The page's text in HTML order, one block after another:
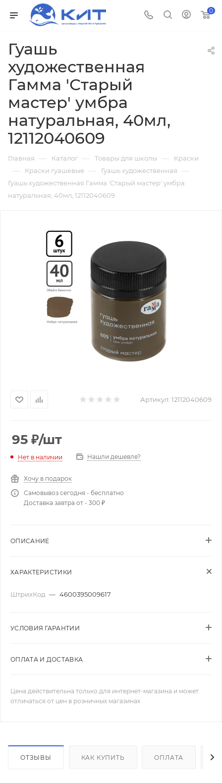
0
Гуашь
художественная
Гамма 'Старый
мастер' умбра
натуральная, 40мл,
12112040609
Главная — Каталог — Товары для школы — Краски
— Краски гуашевые — Гуашь художественная —
Гуашь художественная Гамма 'Старый мастер' умбра
натуральная, 40мл, 12112040609
Артикул: 12112040609
95 ₽/шт
Нет в наличии Нашли дешевле?
Хочу в подарок
Самовывоз сегодня - бесплатно
Доставка завтра от - 300 ₽
ОПИСАНИЕ
ХАРАКТЕРИСТИКИ
ШтрихКод — 4600395009617
УСЛОВИЯ ГАРАНТИИ
ОПЛАТА И ДОСТАВКА
Цена действительна только для интернет-магазина и может
отличаться от цен в розничных магазинах
ОТЗЫВЫ КАК КУПИТЬ ОПЛАТА